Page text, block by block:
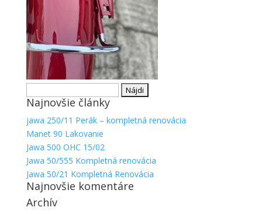
Najnovšie články
jawa 250/11 Perák – kompletná renovácia
Manet 90 Lakovanie
Jawa 500 OHC 15/02
Jawa 50/555 Kompletná renovácia
Jawa 50/21 Kompletná Renovácia
Najnovšie komentáre
Archív
Nevyhnutné
Tieto súbory
cookie nie
sú voliteľné.
Sú potrebné
pre
fungovanie
webovej
stránky.
Štatistiky
Aby sme
mohli
zlepšiť
funkčnosť
štruktúru